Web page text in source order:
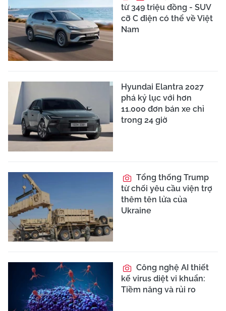
từ 349 triệu đồng - SUV
cỡ C điện có thể về Việt
Nam
Hyundai Elantra 2027
phá kỷ lục với hơn
11.000 đơn bán xe chỉ
trong 24 giờ
Tổng thống Trump
từ chối yêu cầu viện trợ
thêm tên lửa của
Ukraine
Công nghệ AI thiết
kế virus diệt vi khuẩn:
Tiềm năng và rủi ro